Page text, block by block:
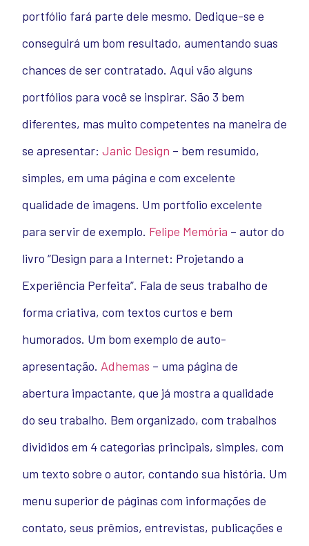
portfólio fará parte dele mesmo. Dedique-se e
conseguirá um bom resultado, aumentando suas
chances de ser contratado. Aqui vão alguns
portfólios para você se inspirar. São 3 bem
diferentes, mas muito competentes na maneira de
se apresentar: Janic Design – bem resumido,
simples, em uma página e com excelente
qualidade de imagens. Um portfolio excelente
para servir de exemplo. Felipe Memória – autor do
livro “Design para a Internet: Projetando a
Experiência Perfeita”. Fala de seus trabalho de
forma criativa, com textos curtos e bem
humorados. Um bom exemplo de auto-
apresentação. Adhemas – uma página de
abertura impactante, que já mostra a qualidade
do seu trabalho. Bem organizado, com trabalhos
divididos em 4 categorias principais, simples, com
um texto sobre o autor, contando sua história. Um
menu superior de páginas com informações de
contato, seus prêmios, entrevistas, publicações e